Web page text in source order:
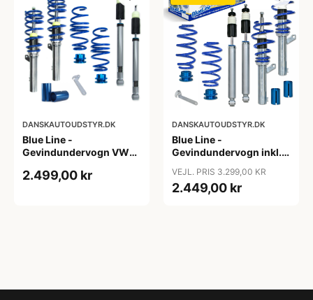
DANSKAUTOUDSTYR.DK
Blue Line -
Gevindundervogn VW
2014- - Multi-link,
2.499,00 kr
DANSKAUTOUDSTYR.DK
Blue Line -
Gevindundervogn inkl.
1.4 TSi, 1.6, 2.0, 2.0T /
DSG, 1.9 TDi
VEJL. PRIS 3.299,00 KR
2.449,00 kr